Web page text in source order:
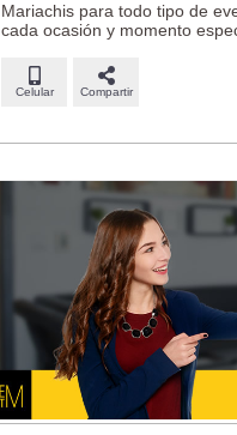
Mariachis para todo tipo de
cada ocasión y momento
Celular Compartir